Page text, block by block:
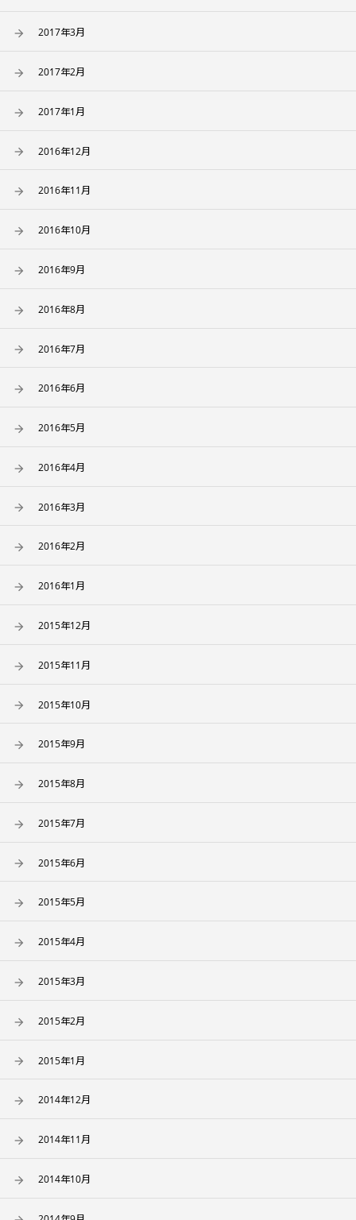
2017年3月
2017年2月
2017年1月
2016年12月
2016年11月
2016年10月
2016年9月
2016年8月
2016年7月
2016年6月
2016年5月
2016年4月
2016年3月
2016年2月
2016年1月
2015年12月
2015年11月
2015年10月
2015年9月
2015年8月
2015年7月
2015年6月
2015年5月
2015年4月
2015年3月
2015年2月
2015年1月
2014年12月
2014年11月
2014年10月